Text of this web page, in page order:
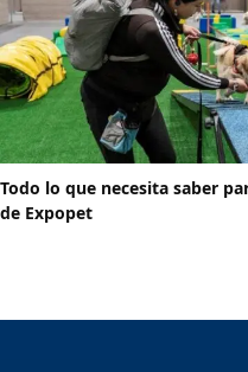
Todo lo que necesita saber
de Expopet